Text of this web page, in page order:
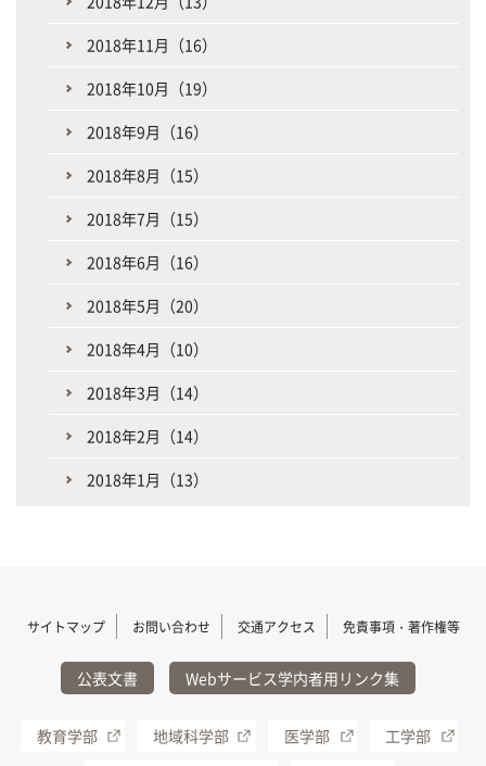
2018年11月（16）
2018年10月（19）
2018年9月（16）
2018年8月（15）
2018年7月（15）
2018年6月（16）
2018年5月（20）
2018年4月（10）
2018年3月（14）
2018年2月（14）
2018年1月（13）
サイトマップ お問い合わせ 交通アクセス 免責事項・著作権等
公表文書 Webサービス学内者用リンク集
教育学部 地域科学部 医学部 工学部